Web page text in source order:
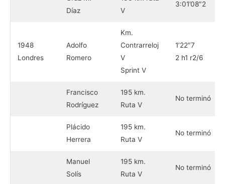
Díaz
V
3:01’08″2
1948
Londres
Adolfo
Romero
Km.
Contrarreloj
V
Sprint V
1’22″7
2 h1 r2/6
Francisco
Rodríguez
195 km.
Ruta V
No terminó
Plácido
Herrera
195 km.
Ruta V
No terminó
Manuel
Solís
195 km.
Ruta V
No terminó